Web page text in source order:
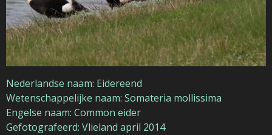
Nederlandse naam: Eidereend
Wetenschappelijke naam: Somateria mollissima
Engelse naam: Common eider
Gefotografeerd: Vlieland april 2014